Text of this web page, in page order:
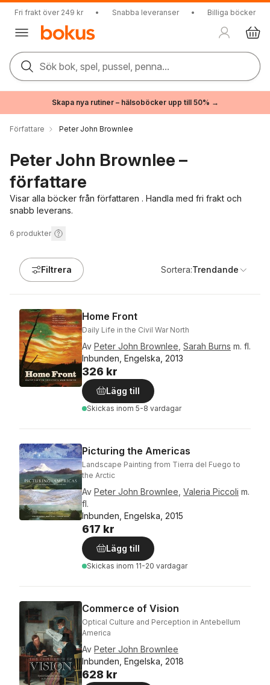
Fri frakt över 249 kr • Snabba leveranser • Billiga böcker
Sök bok, spel, pussel, penna...
Skapa nya rutiner – hälsoböcker upp till 50% →
Författare Peter John Brownlee
Peter John Brownlee –
författare
Visar alla böcker från författaren . Handla med fri frakt och
snabb leverans.
6 produkter
Filtrera Sortera:Trendande
Home Front
Daily Life in the Civil War North
Av Peter John Brownlee Sarah Burns m. fl.
Inbunden, Engelska, 2013
326 kr
Lägg till
Skickas inom 5-8 vardagar
Picturing the Americas
Landscape Painting from Tierra del Fuego to
the Arctic
Av Peter John Brownlee Valeria Piccoli m.
fl.
Inbunden, Engelska, 2015
617 kr
Lägg till
Skickas inom 11-20 vardagar
Commerce of Vision
Optical Culture and Perception in Antebellum
America
Av Peter John Brownlee
Inbunden, Engelska, 2018
628 kr